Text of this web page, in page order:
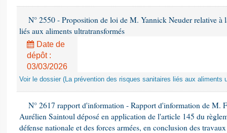
N° 2550 - Proposition de loi de M. Yannick Neuder relative à
liés aux aliments ultratransformés
Date de
dépôt :
03/03/2026
Voir le dossier (La prévention des risques sanitaires liés aux aliments
N° 2617 rapport d'information - Rapport d'information de M.
Aurélien Saintoul déposé en application de l'article 145 du
défense nationale et des forces armées, en conclusion des